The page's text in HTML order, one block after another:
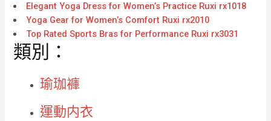
Elegant Yoga Dress for Women’s Practice Ruxi rx1018
Yoga Gear for Women’s Comfort Ruxi rx2010
Top Rated Sports Bras for Performance Ruxi rx3031
類別：
瑜珈褲
運動内衣